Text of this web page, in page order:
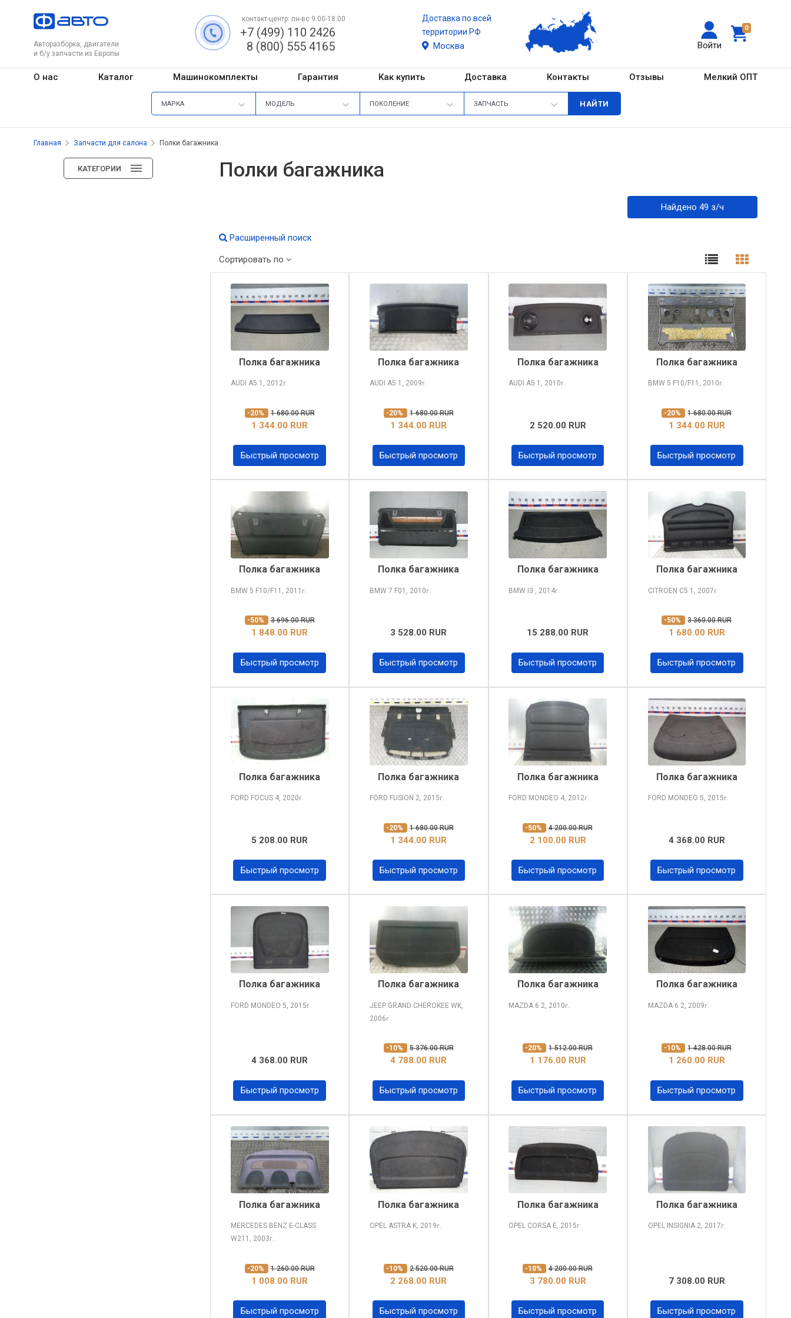
Авторазборка, двигатели
и б/у запчасти из Европы
0
Войти
контакт-центр: пн-вс 9:00-18:00
+7 (499) 110 2426
8 (800) 555 4165
Доставка по всей
территории РФ
Москва
О нас Каталог Машинокомплекты Гарантия Как купить Доставка Контакты Отзывы Мелкий ОПТ
МАРКА МОДЕЛЬ ПОКОЛЕНИЕ ЗАПЧАСТЬ
Главная Запчасти для салона Полки багажника
КАТЕГОРИИ Полки багажника
Найдено 49 з/ч
Расширенный поиск
Сортировать по
Полка багажника
AUDI A5 1, 2012г.
-20% 1 680.00 RUR
1 344.00 RUR
Быстрый просмотр
Полка багажника
AUDI A5 1, 2009г.
-20% 1 680.00 RUR
1 344.00 RUR
Быстрый просмотр
Полка багажника
AUDI A5 1, 2010г.
2 520.00 RUR
Быстрый просмотр
Полка багажника
BMW 5 F10/F11, 2010г.
-20% 1 680.00 RUR
1 344.00 RUR
Быстрый просмотр
Полка багажника
BMW 5 F10/F11, 2011 г.
-50% 3 696.00 RUR
1 848.00 RUR
Быстрый просмотр
Полка багажника
BMW 7 F01, 2010г.
3 528.00 RUR
Быстрый просмотр
Полка багажника
BMW I3 , 2014г.
15 288.00 RUR
Быстрый просмотр
Полка багажника
CITROEN C5 1, 2007г.
-50% 3 360.00 RUR
1 680.00 RUR
Быстрый просмотр
Полка багажника
FORD FOCUS 4, 2020г.
5 208.00 RUR
Быстрый просмотр
Полка багажника
FORD FUSION 2, 2015г.
-20% 1 680.00 RUR
1 344.00 RUR
Быстрый просмотр
Полка багажника
FORD MONDEO 4, 2012г.
-50% 4 200.00 RUR
2 100.00 RUR
Быстрый просмотр
Полка багажника
FORD MONDEO 5, 2015г.
4 368.00 RUR
Быстрый просмотр
Полка багажника
FORD MONDEO 5, 2015г.
4 368.00 RUR
Быстрый просмотр
Полка багажника
JEEP GRAND CHEROKEE WK,
2006г.
-10% 5 376.00 RUR
4 788.00 RUR
Быстрый просмотр
Полка багажника
MAZDA 6 2, 2010г.
-20% 1 512.00 RUR
1 176.00 RUR
Быстрый просмотр
Полка багажника
MAZDA 6 2, 2009г.
-10% 1 428.00 RUR
1 260.00 RUR
Быстрый просмотр
Полка багажника
MERCEDES BENZ E-CLASS
W211, 2003г.
-20% 1 260.00 RUR
1 008.00 RUR
Быстрый просмотр
Полка багажника
OPEL ASTRA K, 2019г.
-10% 2 520.00 RUR
2 268.00 RUR
Быстрый просмотр
Полка багажника
OPEL CORSA E, 2015г.
-10% 4 200.00 RUR
3 780.00 RUR
Быстрый просмотр
Полка багажника
OPEL INSIGNIA 2, 2017г.
7 308.00 RUR
Быстрый просмотр